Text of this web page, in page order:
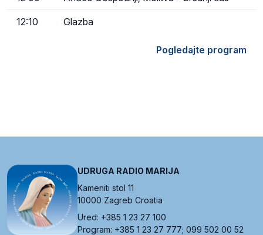
12:10 Glazba
Pogledajte program
UDRUGA RADIO MARIJA
Kameniti stol 11
10000 Zagreb Croatia
Ured: +385 1 23 27 100
Program: +385 1 23 27 777; 099 502 00 52